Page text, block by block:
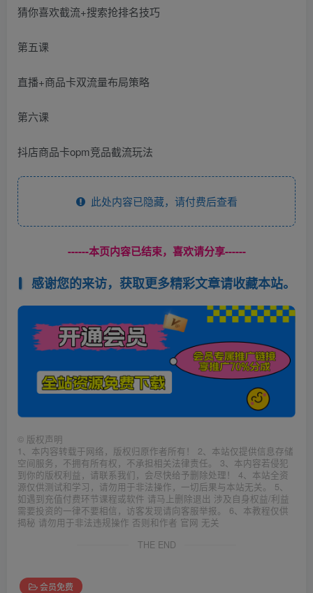
猜你喜欢截流+搜索抢排名技巧
第五课
直播+商品卡双流量布局策略
第六课
抖店商品卡opm竞品截流玩法
此处内容已隐藏，请付费后查看
------本页内容已结束，喜欢请分享------
感谢您的来访，获取更多精彩文章请收藏本站。
© 版权声明
1、本内容转载于网络，版权归原作者所有！ 2、本站仅提供信息存储
空间服务，不拥有所有权，不承担相关法律责任。 3、本内容若侵犯
到你的版权利益，请联系我们，会尽快给予删除处理！ 4、本站全资
源仅供测试和学习，请勿用于非法操作，一切后果与本站无关。 5、
如遇到充值付费环节课程或软件 请马上删除退出 涉及自身权益/利益
需要投资的一律不要相信，访客发现请向客服举报。 6、本教程仅供
揭秘 请勿用于非法违规操作 否则和作者 官网 无关
THE END
会员免费